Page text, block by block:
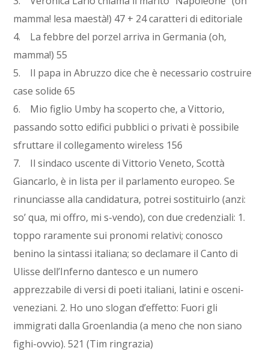
mamma! lesa maestà!) 47 + 24 caratteri di editoriale
4. La febbre del porzel arriva in Germania (oh,
mamma!) 55
5. Il papa in Abruzzo dice che è necessario costruire
case solide 65
6. Mio figlio Umby ha scoperto che, a Vittorio,
passando sotto edifici pubblici o privati è possibile
sfruttare il collegamento wireless 156
7. Il sindaco uscente di Vittorio Veneto, Scottà
Giancarlo, è in lista per il parlamento europeo. Se
rinunciasse alla candidatura, potrei sostituirlo (anzi:
so’ qua, mi offro, mi s-vendo), con due credenziali: 1.
toppo raramente sui pronomi relativi; conosco
benino la sintassi italiana; so declamare il Canto di
Ulisse dell’Inferno dantesco e un numero
apprezzabile di versi di poeti italiani, latini e osceni-
veneziani. 2. Ho uno slogan d’effetto: Fuori gli
immigrati dalla Groenlandia (a meno che non siano
fighi-ovvio). 521 (Tim ringrazia)